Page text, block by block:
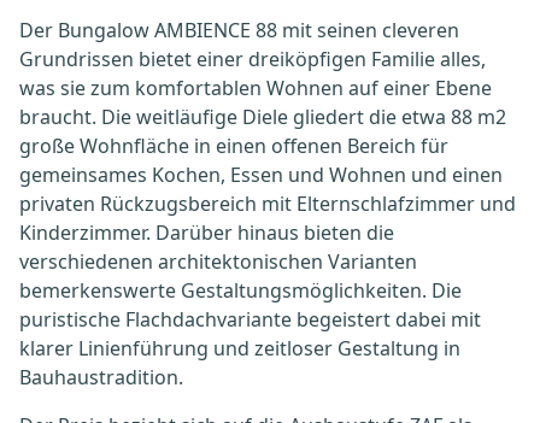
Der Bungalow AMBIENCE 88 mit seinen cleveren
Grundrissen bietet einer dreiköpfigen Familie alles,
was sie zum komfortablen Wohnen auf einer Ebene
braucht. Die weitläufige Diele gliedert die etwa 88 m2
große Wohnfläche in einen offenen Bereich für
gemeinsames Kochen, Essen und Wohnen und einen
privaten Rückzugsbereich mit Elternschlafzimmer und
Kinderzimmer. Darüber hinaus bieten die
verschiedenen architektonischen Varianten
bemerkenswerte Gestaltungsmöglichkeiten. Die
puristische Flachdachvariante begeistert dabei mit
klarer Linienführung und zeitloser Gestaltung in
Bauhaustradition.